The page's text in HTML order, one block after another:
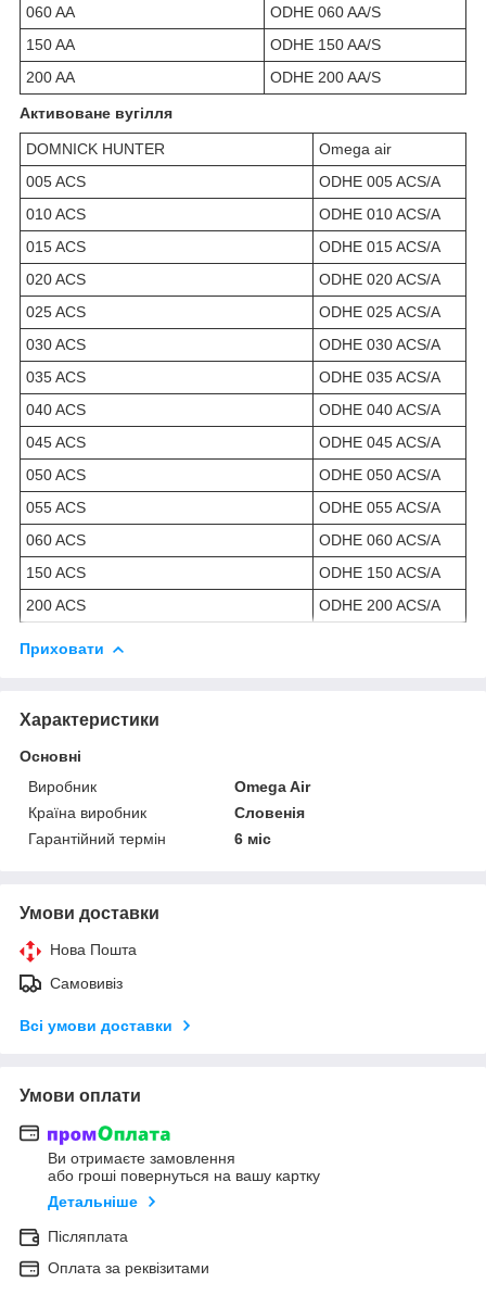
060 AA
ODHE 060 AA/S
150 AA
ODHE 150 AA/S
200 AA
ODHE 200 AA/S
Активоване вугілля
DOMNICK HUNTER
Omega air
005 ACS
ODHE 005 ACS/A
010 ACS
ODHE 010 ACS/A
015 ACS
ODHE 015 ACS/A
020 ACS
ODHE 020 ACS/A
025 ACS
ODHE 025 ACS/A
030 ACS
ODHE 030 ACS/A
035 ACS
ODHE 035 ACS/A
040 ACS
ODHE 040 ACS/A
045 ACS
ODHE 045 ACS/A
050 ACS
ODHE 050 ACS/A
055 ACS
ODHE 055 ACS/A
060 ACS
ODHE 060 ACS/A
150 ACS
ODHE 150 ACS/A
200 ACS
ODHE 200 ACS/A
Приховати
Характеристики
Основні
Виробник
Omega Air
Країна виробник
Словенія
Гарантійний термін
6 міс
Умови доставки
Нова Пошта
Самовивіз
Всі умови доставки
Умови оплати
Ви отримаєте замовлення
або гроші повернуться на вашу картку
Детальніше
Післяплата
Оплата за реквізитами